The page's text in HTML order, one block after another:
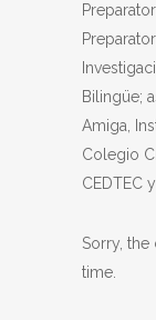
Bilingüe;
Amiga,
Colegio
CEDTEC
Sorry,
time.